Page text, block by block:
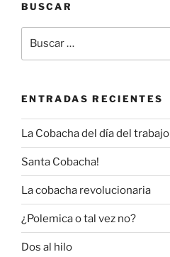
BUSCAR
por:
ENTRADAS RECIENTES
La Cobacha del día del trabajo
Santa Cobacha!
La cobacha revolucionaria
¿Polemica o tal vez no?
Dos al hilo